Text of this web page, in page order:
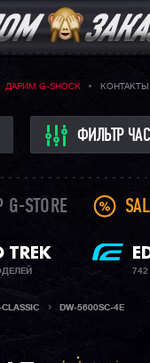
ДАРИМ G-SHOCK КОНТАКТЫ
ФИЛЬТР
STORE
TREK
DW-5600SC-4E